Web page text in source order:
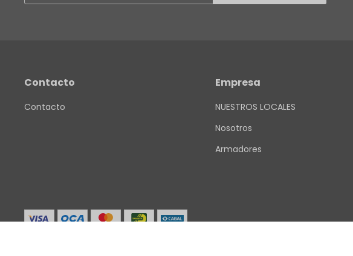
Contacto
Contacto
Empresa
NUESTROS LOCALES
Nosotros
Armadores